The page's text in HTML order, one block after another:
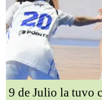
9 de Julio la tuvo